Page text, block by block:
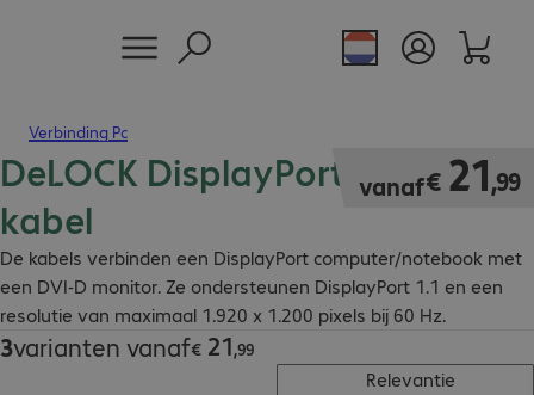
Verbinding Pc
DeLOCK DisplayPort - DVI-D
kabel
De kabels verbinden een DisplayPort computer/notebook met
een DVI-D monitor. Ze ondersteunen DisplayPort 1.1 en een
resolutie van maximaal 1.920 x 1.200 pixels bij 60 Hz.
vanaf€ 21,99
€ 21,99
3varianten vanaf€ 21,99
€ 21,99
Relevantie